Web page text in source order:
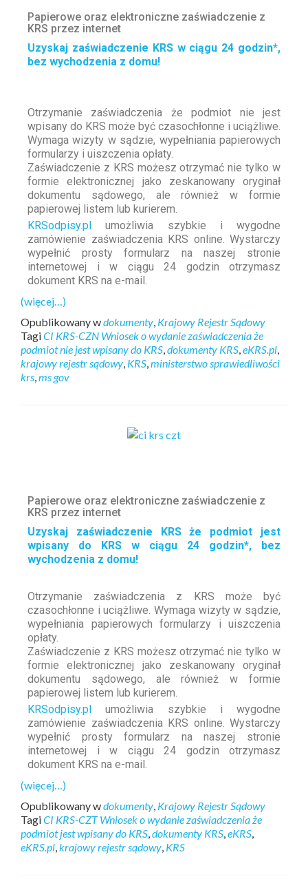
Papierowe oraz elektroniczne zaświadczenie z
KRS przez internet
Uzyskaj zaświadczenie KRS w ciągu 24 godzin*,
bez wychodzenia z domu!
Otrzymanie zaświadczenia że podmiot nie jest
wpisany do KRS może być czasochłonne i uciążliwe.
Wymaga wizyty w sądzie, wypełniania papierowych
formularzy i uiszczenia opłaty.
Zaświadczenie z KRS możesz otrzymać nie tylko w
formie elektronicznej jako zeskanowany oryginał
dokumentu sądowego, ale również w formie
papierowej listem lub kurierem.
KRSodpisy.pl umożliwia szybkie i wygodne
zamówienie zaświadczenia KRS online. Wystarczy
wypełnić prosty formularz na naszej stronie
internetowej i w ciągu 24 godzin otrzymasz
dokument KRS na e-mail.
(więcej…)
Opublikowany wdokumenty Krajowy Rejestr Sądowy
TagiCI KRS-CZN Wniosek o wydanie zaświadczenia że
podmiot nie jest wpisany do KRS dokumenty KRS eKRS.pl
krajowy rejestr sądowy KRS ministerstwo sprawiedliwości
krs ms gov
Papierowe oraz elektroniczne zaświadczenie z
KRS przez internet
Uzyskaj zaświadczenie KRS że podmiot jest
wpisany do KRS w ciągu 24 godzin*, bez
wychodzenia z domu!
Otrzymanie zaświadczenia z KRS może być
czasochłonne i uciążliwe. Wymaga wizyty w sądzie,
wypełniania papierowych formularzy i uiszczenia
opłaty.
Zaświadczenie z KRS możesz otrzymać nie tylko w
formie elektronicznej jako zeskanowany oryginał
dokumentu sądowego, ale również w formie
papierowej listem lub kurierem.
KRSodpisy.pl umożliwia szybkie i wygodne
zamówienie zaświadczenia KRS online. Wystarczy
wypełnić prosty formularz na naszej stronie
internetowej i w ciągu 24 godzin otrzymasz
dokument KRS na e-mail.
(więcej…)
Opublikowany wdokumenty Krajowy Rejestr Sądowy
TagiCI KRS-CZT Wniosek o wydanie zaświadczenia że
podmiot jest wpisany do KRS dokumenty KRS eKRS
eKRS.pl krajowy rejestr sądowy KRS